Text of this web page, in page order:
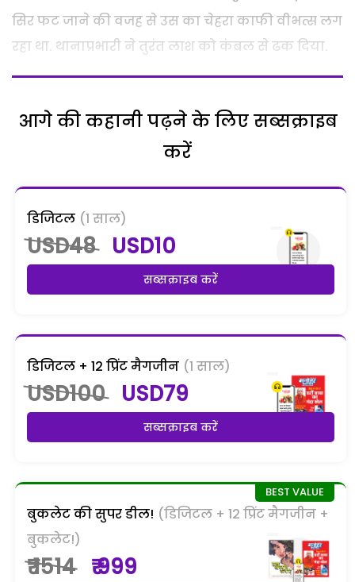
सिर फट जाने की वजह से उस का चेहरा काफी वीभत्स लग
रहा था. थानाप्रभारी ने तुरंत लाश को कंबल से ढक दिया.
आगे की कहानी पढ़ने के लिए सब्सक्राइब
करें
डिजिटल (1 साल)
USD48 USD10
सब्सक्राइब करें
डिजिटल + 12 प्रिंट मैगजीन (1 साल)
USD100 USD79
सब्सक्राइब करें
बुकलेट की सुपर डील! (डिजिटल + 12 प्रिंट मैगजीन +
बुकलेट!)
₹ 1514 ₹ 999